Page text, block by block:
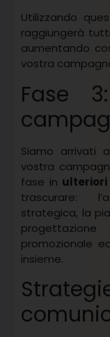
Utilizzando
raggiungerà
aumentando
vostra
Fase
Siamo arrivati
vostra
fase in
trascurare:
strategica, la
promozionale
insieme.